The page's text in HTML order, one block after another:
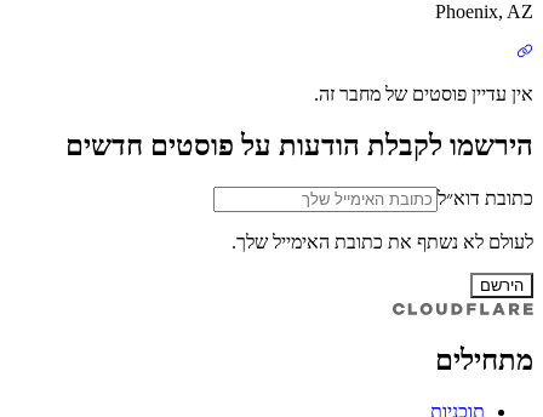
Phoenix, AZ
אין עדיין פוסטים של מחבר זה.
הירשמו לקבלת הודעות על פוסטים חדשים
כתובת דוא״ל
לעולם לא נשתף את כתובת האימייל שלך.
הירשם
מתחילים
תוכניות